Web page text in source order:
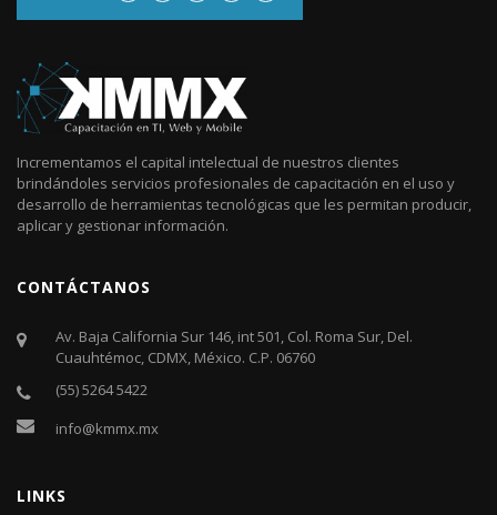
Incrementamos el capital intelectual de nuestros clientes
brindándoles servicios profesionales de capacitación en el uso y
desarrollo de herramientas tecnológicas que les permitan producir,
aplicar y gestionar información.
CONTÁCTANOS
Av. Baja California Sur 146, int 501, Col. Roma Sur, Del.
Cuauhtémoc, CDMX, México. C.P. 06760​
(55) 5264 5422
info@kmmx.mx
LINKS